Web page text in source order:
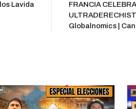
Lavida
FRANCIA
Globalnomics |